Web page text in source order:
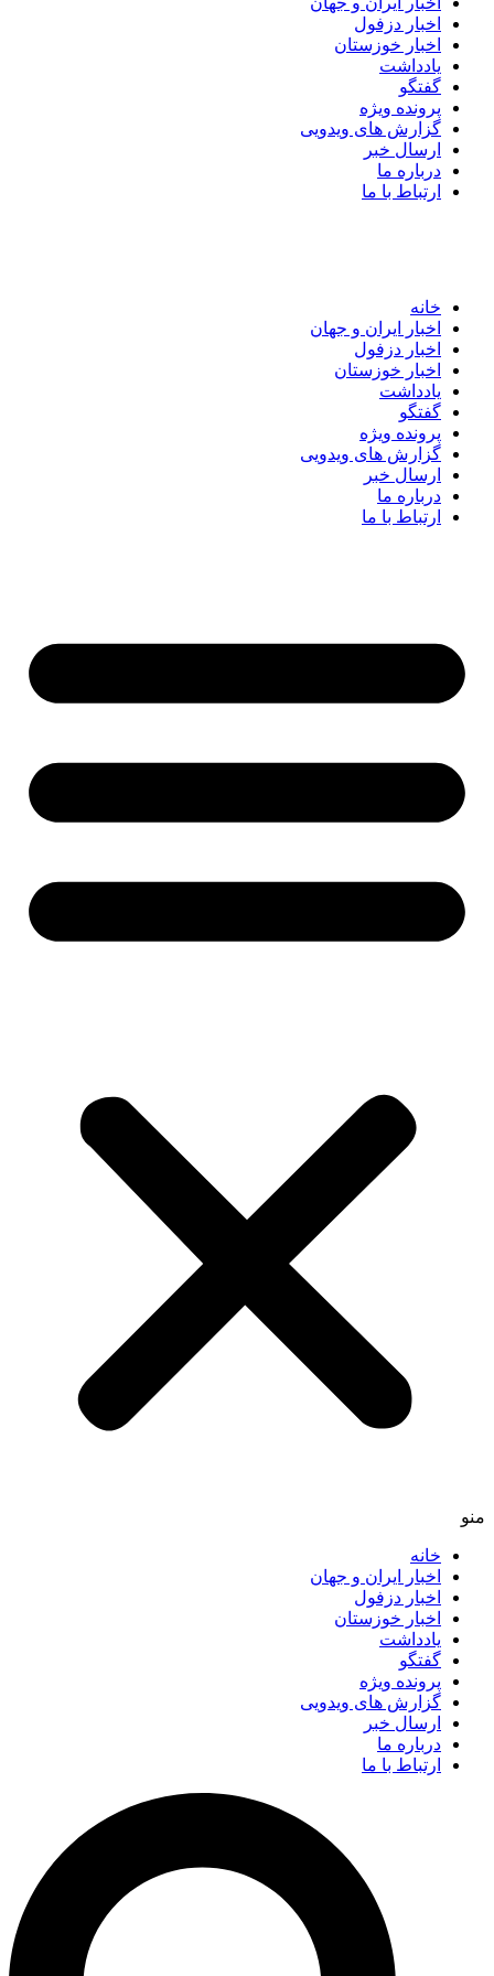
اخبار دزفول
اخبار خوزستان
یادداشت
گفتگو
پرونده ویژه
گزارش های ویدویی
ارسال خبر
درباره ما
ارتباط با ما
خانه
اخبار ایران و جهان
اخبار دزفول
اخبار خوزستان
یادداشت
گفتگو
پرونده ویژه
گزارش های ویدویی
ارسال خبر
درباره ما
ارتباط با ما
خانه
اخبار ایران و جهان
اخبار دزفول
اخبار خوزستان
یادداشت
گفتگو
پرونده ویژه
گزارش های ویدویی
ارسال خبر
درباره ما
ارتباط با ما